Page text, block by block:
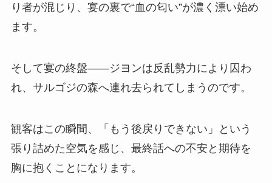
り者が混じり、宴の裏で“血の匂い”が濃く漂い始め
ます。
そして宴の終盤――ジヨンは反乱勢力により囚わ
れ、サルゴジの森へ連れ去られてしまうのです。
観客はこの瞬間、「もう後戻りできない」という
張り詰めた空気を感じ、最終話への不安と期待を
胸に抱くことになります。